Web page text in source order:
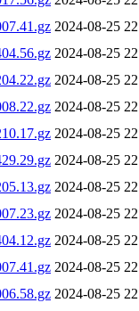
2024-08-25
2024-08-25
2024-08-25
2024-08-25
2024-08-25
2024-08-25
2024-08-25
2024-08-25
2024-08-25
2024-08-25
2024-08-25